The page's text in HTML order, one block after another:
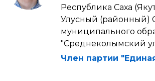
Республика Саха
Улусный (районный)
муниципального
"Среднеколымский
Член партии